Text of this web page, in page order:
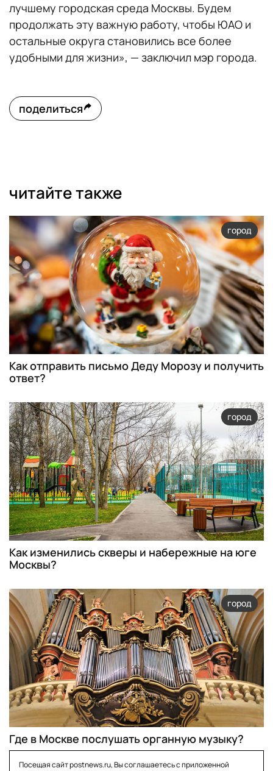
лучшему городская среда Москвы. Будем
продолжать эту важную работу, чтобы ЮАО и
остальные округа становились все более
удобными для жизни», — заключил мэр города.
поделиться
читайте также
город
Как отправить письмо Деду Морозу и получить
ответ?
город
Как изменились скверы и набережные на юге
Москвы?
город
Где в Москве послушать органную музыку?
Посещая сайт postnews.ru, Вы соглашаетесь с приложенной